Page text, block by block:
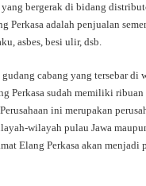
bergerak di bidang
Perkasa adalah penjualan
asbes, besi ulir, dsb.
cabang yang tersebar di
Perkasa sudah memiliki
ini merupakan
wilayah pulau Jawa
Elang Perkasa akan menjadi